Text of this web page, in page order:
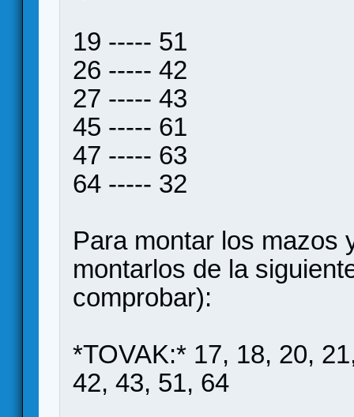
19 ----- 51
26 ----- 42
27 ----- 43
45 ----- 61
47 ----- 63
64 ----- 32
Para montar los mazos
montarlos de la
comprobar):
*TOVAK:* 17, 18, 20,
42, 43, 51, 64